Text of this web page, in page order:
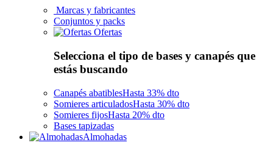
Marcas y fabricantes
Conjuntos y packs
Ofertas
Selecciona el tipo de bases y canapés que
estás buscando
Canapés abatiblesHasta 33% dto
Somieres articuladosHasta 30% dto
Somieres fijosHasta 20% dto
Bases tapizadas
Almohadas